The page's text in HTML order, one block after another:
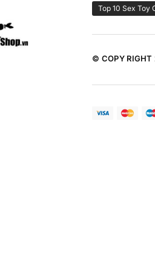
Top 10 Sex Toy
© COPY